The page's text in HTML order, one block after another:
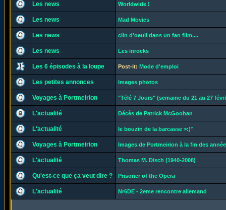
Les news Worldwide !
Les news Mad Movies
Les news clin d'oeuil dans un fan film....
Les news Les inrocks
Les 6 épisodes à la loupe Post-it: Mode d'emploi
Les petites annonces images photos
Voyages à Portmeirion "Télé 7 Jours" (semaine du 21 au 27
L'actualité Décès de Patrick McGoohan
L'actualité le bouzin de la barcasse >:)°
Voyages à Portmeirion Images de Portmeirion à la fin des
L'actualité Thomas M. Disch (1940-2008)
Qu'est-ce que ça veut dire ? Prisoner of the Opera
L'actualité Nr6DE - 2eme rencontre allemand